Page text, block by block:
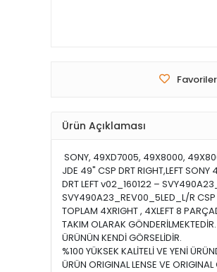
Ürün Açıklaması
SONY, 49XD7005, 49X8000,
JDE 49" CSP DRT RIGHT,LEFT
DRT LEFT v02_160122 –
SVY490A23_REV00_5LED_L/R CSP
TOPLAM 4XRIGHT , 4XLEFT 8
TAKIM OLARAK GÖNDERİLMEKTEDİR.
ÜRÜNÜN KENDİ GÖRSELİDİR.
%100 YÜKSEK KALİTELİ VE YENİ
ÜRÜN ORIGINAL LENSE VE